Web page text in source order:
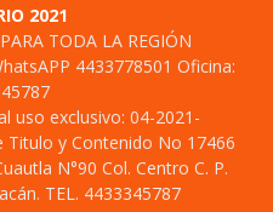
2021
TODA LA REGIÓN
4433778501 Oficina:
uso exclusivo: 04-2021-
Titulo y Contenido No 17466
N°90 Col. Centro C. P.
TEL. 4433345787